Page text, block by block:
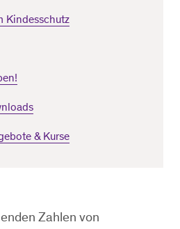
Kindesschutz
& Kurse
Zahlen von